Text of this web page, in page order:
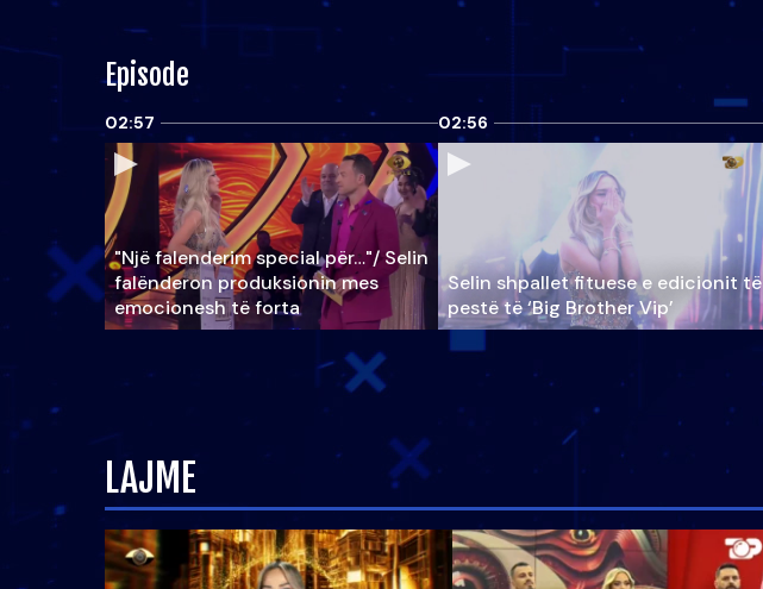
Episode
02:57
"Një falenderim special për…"/ Selin
falënderon produksionin mes
emocionesh të forta
02:56
Selin shpallet fituese e edicionit të
pestë të ‘Big Brother Vip’
LAJME